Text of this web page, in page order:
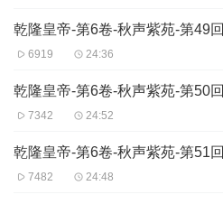
乾隆皇帝-第6卷-秋声紫苑-第49回
6919 24:36
乾隆皇帝-第6卷-秋声紫苑-第50回
7342 24:52
乾隆皇帝-第6卷-秋声紫苑-第51回
7482 24:48